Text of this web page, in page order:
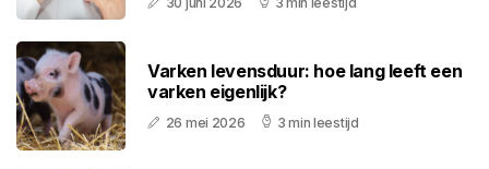
Varken levensduur: hoe lang leeft een
varken eigenlijk?
26 mei 2026 3 min leestijd